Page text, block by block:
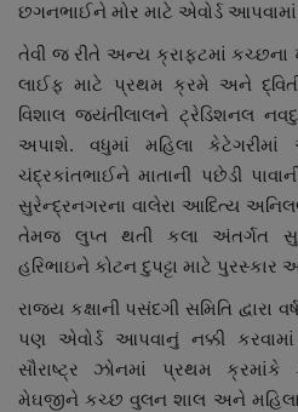
છગનભાઈને મોર માટે એવોર્ડ
તેવી જ રીતે અન્ય ક્રાફ્ટમાં
લાઈફ માટે પ્રથમ ક્રમે અને
વિશાલ જયંતીલાલને ટ્રેડિશનલ
અપાશે. વધુમાં મહિલા કેટેગરીમાં
ચંદ્રકાંતભાઈને માતાની પછેડી
સુરેન્દ્રનગરના વાલેરા આદિત્ય
તેમજ લુપ્ત થતી કલા અંતર્ગત
હરિભાઇને કોટન દુપટ્ટા માટે
રાજ્ય કક્ષાની પસંદગી સમિતિ દ્વારા
પણ એવોર્ડ આપવાનું નક્કી
સૌરાષ્ટ્ર ઝોનમાં પ્રથમ
મેઘજીને કચ્છ વુલન શાલ અને